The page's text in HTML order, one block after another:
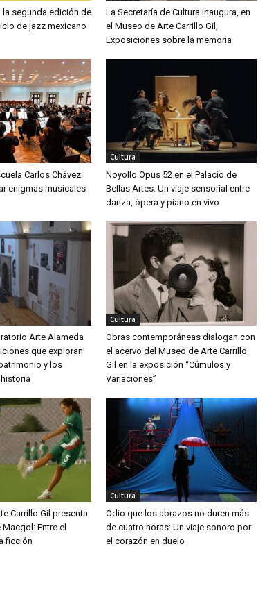
la segunda edición de
de jazz mexicano
La Secretaría de Cultura inaugura, en
el Museo de Arte Carrillo Gil,
Exposiciones sobre la memoria
Carlos Chávez
enigmas musicales
Cultura
Noyollo Opus 52 en el Palacio de
Bellas Artes: Un viaje sensorial entre
danza, ópera y piano en vivo
Arte Alameda
que exploran
y los
Cultura
Obras contemporáneas dialogan con
el acervo del Museo de Arte Carrillo
Gil en la exposición “Cúmulos y
Variaciones”
Carrillo Gil presenta
Entre el
ficción
Cultura
Odio que los abrazos no duren más
de cuatro horas: Un viaje sonoro por
el corazón en duelo